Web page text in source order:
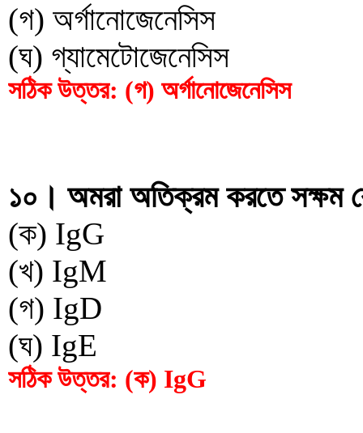
(গ) অর্গানোজেনেসিস
(ঘ) গ্যামেটোজেনেসিস
সঠিক উত্তর: (গ) অর্গানোজেনেসিস
১০। অমরা অতিক্রম করতে সক্ষম
(ক) IgG
(খ) IgM
(গ) IgD
(ঘ) IgE
সঠিক উত্তর: (ক) IgG